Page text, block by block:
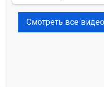
учения на реке Обь
Смотреть все видео